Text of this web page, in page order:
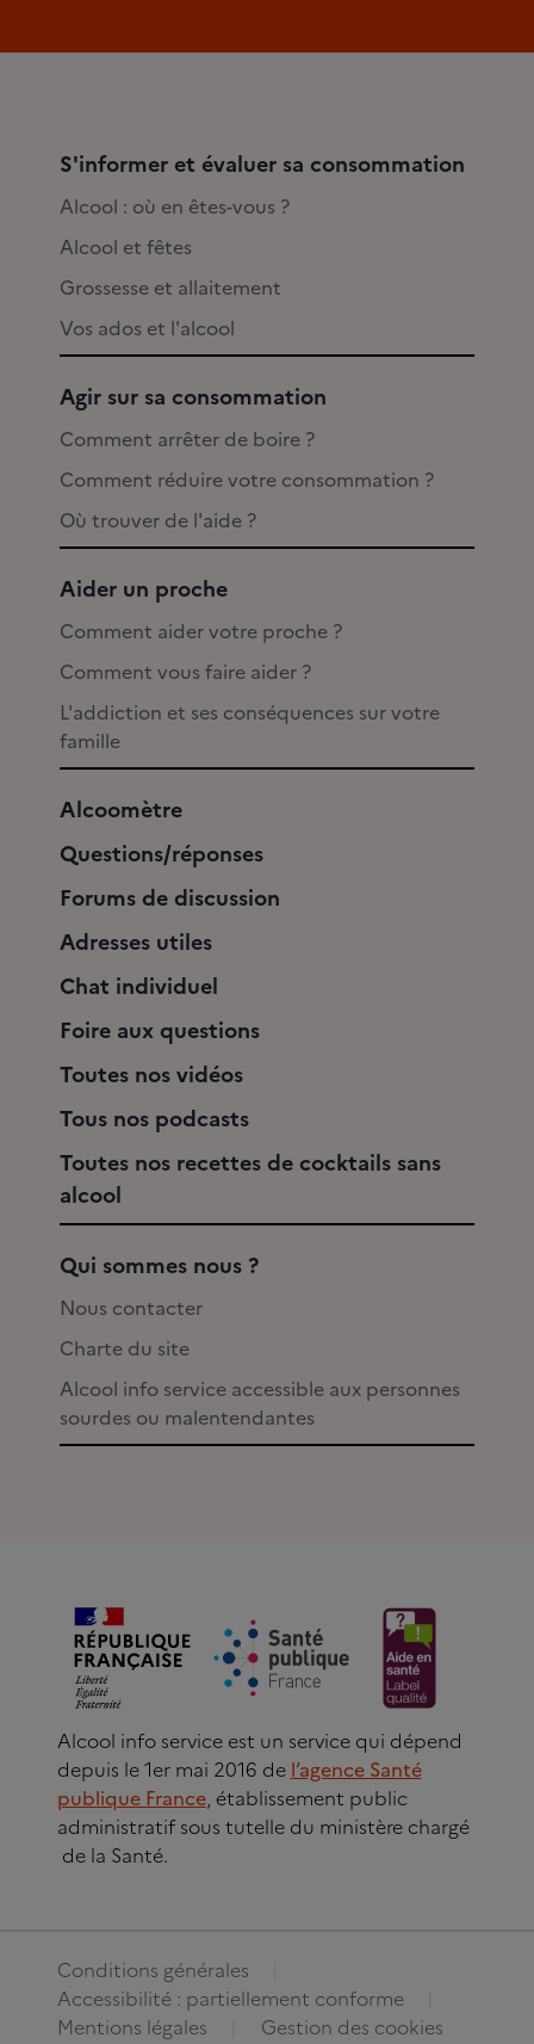
S'informer et évaluer sa consommation
Alcool : où en êtes-vous ?
Alcool et fêtes
Grossesse et allaitement
Vos ados et l'alcool
Agir sur sa consommation
Comment arrêter de boire ?
Comment réduire votre consommation ?
Où trouver de l'aide ?
Aider un proche
Comment aider votre proche ?
Comment vous faire aider ?
L'addiction et ses conséquences sur votre
famille
Alcoomètre
Questions/réponses
Forums de discussion
Adresses utiles
Chat individuel
Foire aux questions
Toutes nos vidéos
Tous nos podcasts
Toutes nos recettes de cocktails sans
alcool
Qui sommes nous ?
Nous contacter
Charte du site
Alcool info service accessible aux personnes
sourdes ou malentendantes
Alcool info service est un service qui dépend
depuis le 1er mai 2016 de l’agence Santé
publique France, établissement public
administratif sous tutelle du ministère chargé
de la Santé.
Conditions générales
Accessibilité : partiellement conforme
Mentions légales
Gestion des cookies